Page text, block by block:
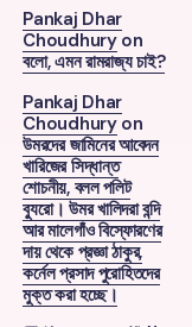
Pankaj Dhar
Choudhuryon
বলো, এমন রামরাজ্য চাই?
Pankaj Dhar
Choudhuryon
উমরদের জামিনের আবেদন
খারিজের সিদ্ধান্ত
শোচনীয়, বলল পলিট
ব্যুরো। উমর খালিদরা বন্দি
আর মালেগাঁও বিস্ফোরণের
দায় থেকে প্রজ্ঞা ঠাকুর,
কর্নেল প্রসাদ পুরোহিতদের
মুক্ত করা হচ্ছে।